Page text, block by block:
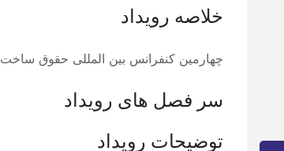
خلاصه رویداد
چهارمین کنفرانس بین المللی حقوق ساخت
سر فصل های رویداد
توضیحات رویداد